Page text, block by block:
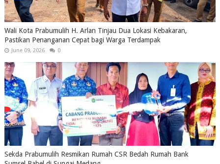
Wali Kota Prabumulih H. Arlan Tinjau Dua Lokasi Kebakaran,
Pastikan Penanganan Cepat bagi Warga Terdampak
June 09, 2026 0
Sekda Prabumulih Resmikan Rumah CSR Bedah Rumah Bank